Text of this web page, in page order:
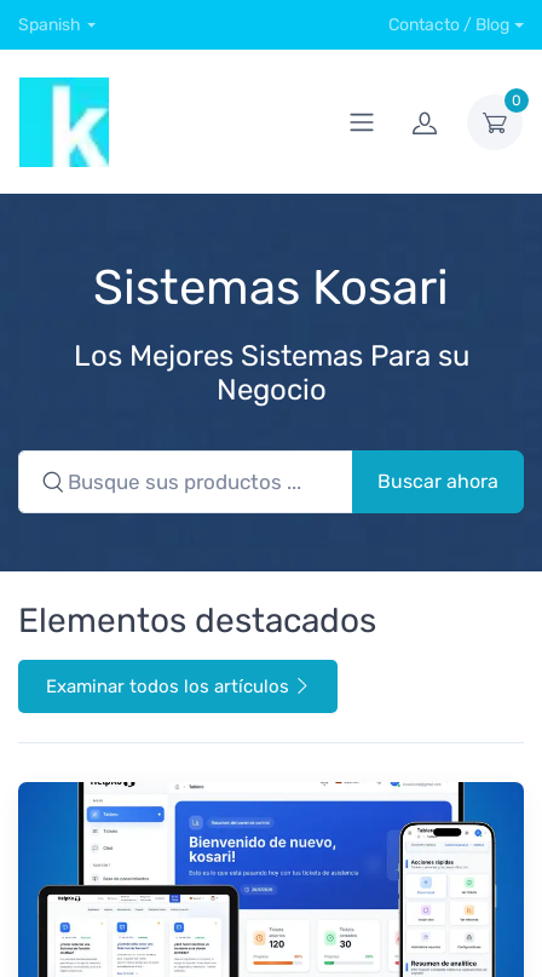
Spanish Contacto / Blog
0
Sistemas Kosari
Los Mejores Sistemas Para su
Negocio
Buscar ahora
Elementos destacados
Examinar todos los artículos